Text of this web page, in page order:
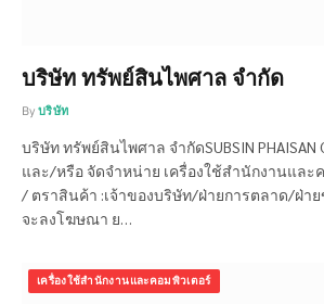
บริษัท ทรัพย์สินไพศาล จำกัด
By บริษัท
บริษัท ทรัพย์สินไพศาล จำกัดSUBSIN PHAISAN
และ/หรือ จัดจำหน่าย เครื่องใช้สำนักงานแล
/ ตราสินค้า :เจ้าของบริษัท/ฝ่ายการตลาด/ฝ่า
จะลงโฆษณา ย…
เครื่องใช้สำนักงานและคอมพิวเตอร์